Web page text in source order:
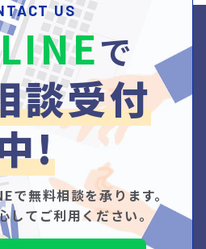
US
で
談受付
!
で無料相談を承ります。
してご利用ください。